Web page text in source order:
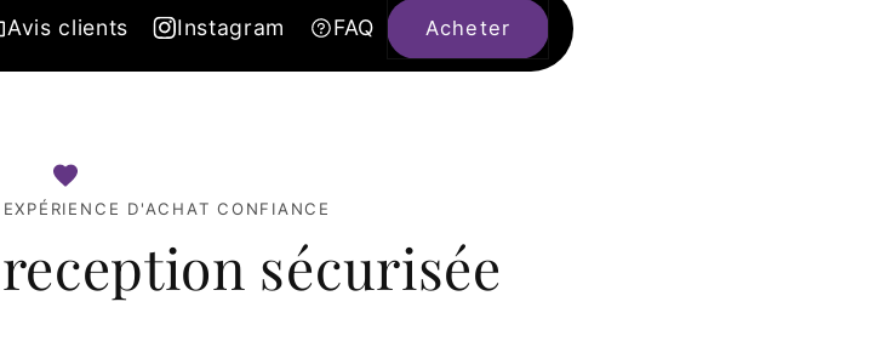
Avis clients Instagram FAQ Acheter
D'ACHAT CONFIANCE
sécurisée